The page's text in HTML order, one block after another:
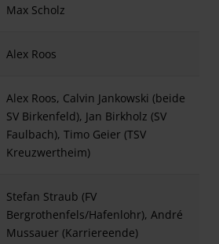
Max Scholz
Alex Roos
Alex Roos, Calvin Jankowski (beide
SV Birkenfeld), Jan Birkholz (SV
Faulbach), Timo Geier (TSV
Kreuzwertheim)
Stefan Straub (FV
Bergrothenfels/Hafenlohr), André
Mussauer (Karriereende)